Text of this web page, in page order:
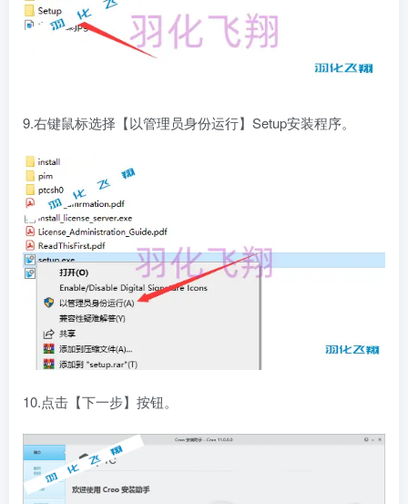
9.右键鼠标选择【以管理员身份运行】Setup安装程序。
10.点击【下一步】按钮。